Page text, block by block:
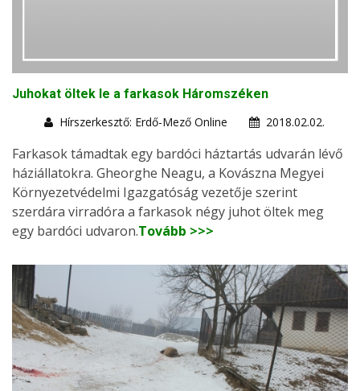
Juhokat öltek le a farkasok Háromszéken
Hírszerkesztő: Erdő-Mező Online
2018.02.02.
Farkasok támadtak egy bardóci háztartás udvarán lévő
háziállatokra. Gheorghe Neagu, a Kovászna Megyei
Környezetvédelmi Igazgatóság vezetője szerint
szerdára virradóra a farkasok négy juhot öltek meg
egy bardóci udvaron.Tovább >>>